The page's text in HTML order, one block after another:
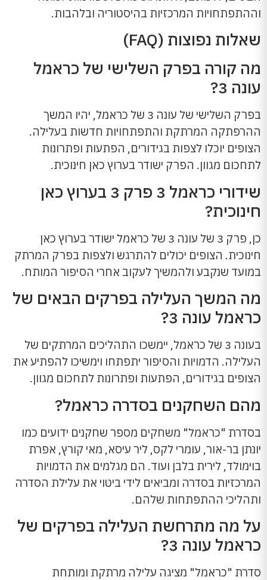
וההתפתחויות המרכזיות בהיסטוריה ובלהבות.
שאלות נפוצות (FAQ)
מה קורה בפרק השלישי של כראמל
עונה 3?
בפרק השלישי של עונה 3 של כראמל, יהיו המשך
ההרפתקה המרתקת והתפתחויות חדשות בעלילה.
הצופים יוכלו לצפות בגידורים, הפתעות ופתרונות
לתחכום מגוון. הפרק ישודר בערוץ כאן חינוכית.
שידורי כראמל 3 פרק 3 בערוץ כאן
חינוכית?
כן, פרק 3 של עונה 3 של כראמל ישודר בערוץ כאן
חינוכית. הצופים יכולים להתרגש ולצפות בפרק המרתק
במועד שנקבע ולהמשיך לעקוב אחרי הסיפור המותח.
מה המשך העלילה בפרקים הבאים של
כראמל עונה 3?
בעונה 3 של כראמל, יימשכו התהליכים המרתקים של
העלילה. הדמויות והסיפור יתפתחו וימשיכו להפתיע את
הצופים בגידורים, הפתעות ופתרונות לתחכום מגוון.
מהם השחקנים בסדרה כראמל?
בסדרת "כראמל" משחקים מספר שחקנים ידועים כמו
יונתן בר-אור, עומרי לקס, ליר עיסא, מאי קורץ, אפרת
בוימולד, לירית בלבן ועוד. הם מגלמים את הדמויות
המרכזיות בסדרה ומביאים לידי ביטוי את עלילת הסדרה
ותהליכי ההתפתחות שלהם.
על מה מתרחשת העלילה בפרקים של
כראמל עונה 3?
סדרת "כראמל" מציגה עלילה מרתקת ומותחת